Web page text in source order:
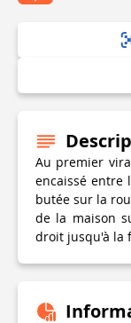
Au premier
encaissé entre
butée sur la
de la maison
droit jusqu'à la